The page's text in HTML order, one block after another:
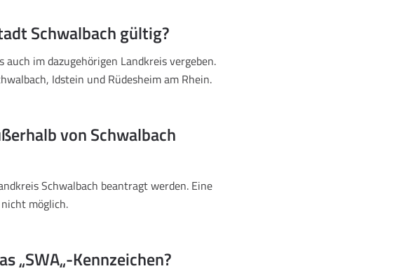
Schwalbach gültig?
auch im dazugehörigen Landkreis vergeben.
Idstein und Rüdesheim am Rhein.
von Schwalbach
Schwalbach beantragt werden. Eine
möglich.
„SWA„-Kennzeichen?